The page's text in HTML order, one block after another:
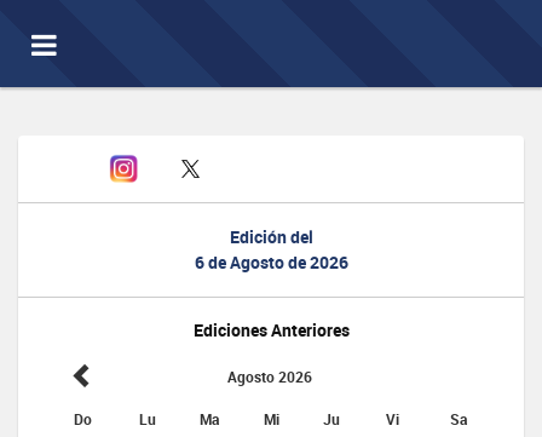
Toggle
navigation
Edición del
6 de Agosto de 2026
Ediciones Anteriores
Agosto 2026
Do Lu Ma Mi Ju Vi Sa